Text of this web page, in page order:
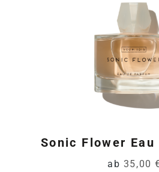
Sonic Flower
ab 35,00